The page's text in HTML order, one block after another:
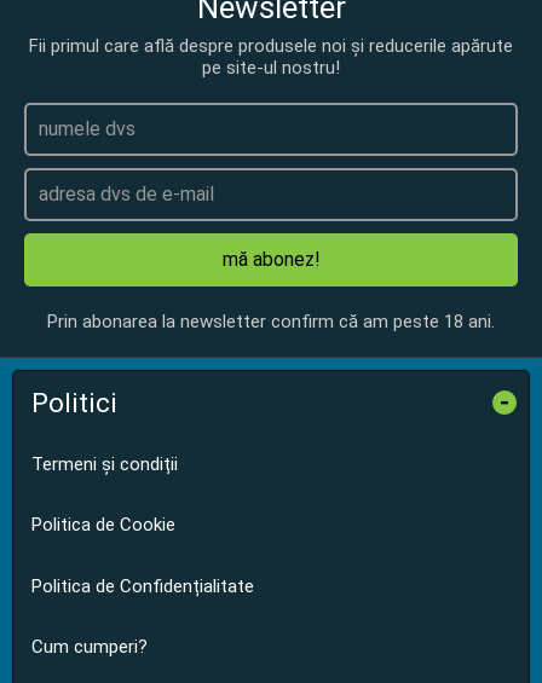
Fii primul care află despre produsele noi și reducerile apărute
pe site-ul nostru!
mă abonez!
Prin abonarea la newsletter confirm că am peste 18 ani.
Politici -
Termeni și condiții
Politica de Cookie
Politica de Confidențialitate
Cum cumperi?